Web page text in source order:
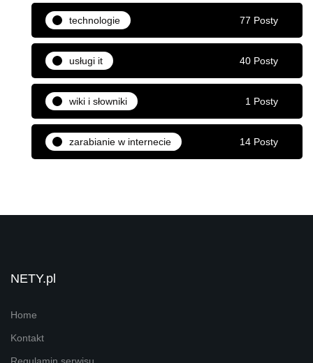
technologie 77 Posty
usługi it 40 Posty
wiki i słowniki 1 Posty
zarabianie w internecie 14 Posty
NETY.pl
Home
Kontakt